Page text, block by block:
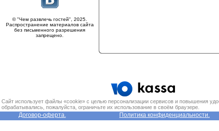
© "Чем развлечь гостей", 2025.
Распространение материалов сайта
без письменного разрешения
запрещено.
Сайт использует файлы «cookie» с целью персонализации сервисов и повышения
обрабатывались, пожалуйста, ограничьте их использование в своём браузере.
Договор-оферта. Политика конфиденциальности.